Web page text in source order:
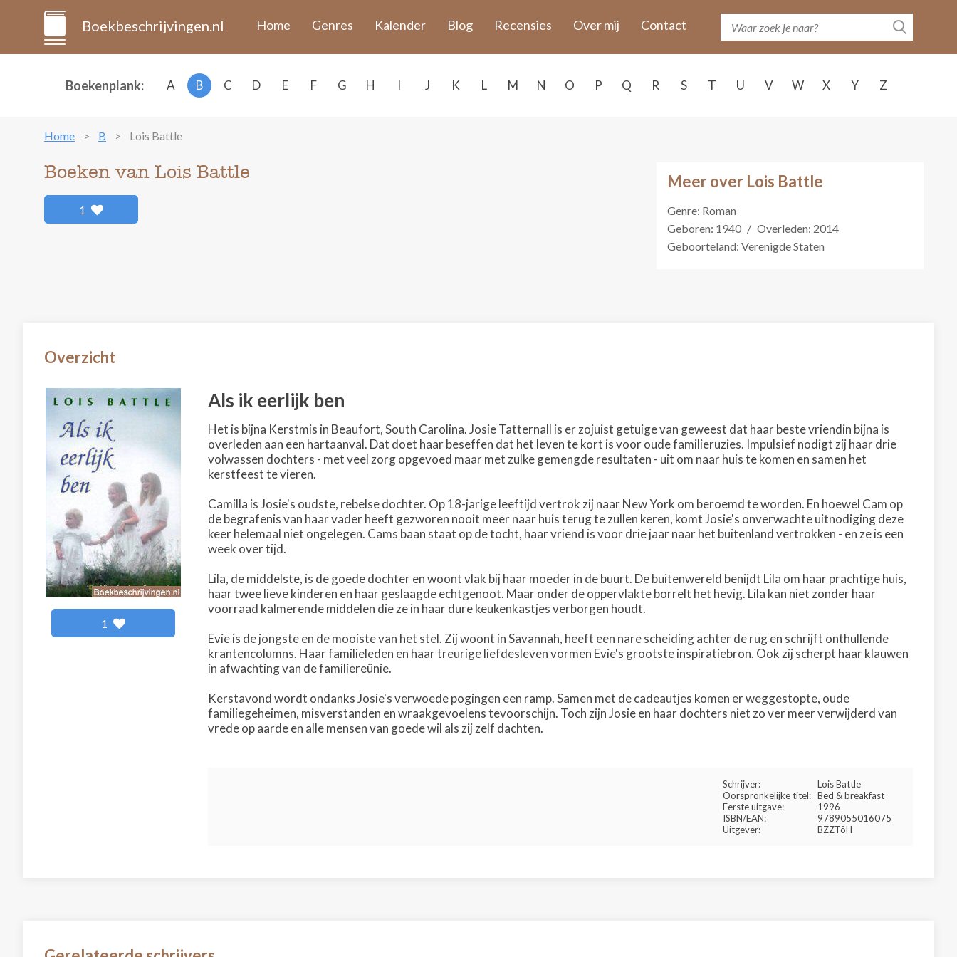
Boekbeschrijvingen.nl Home Genres Kalender Blog Recensies Over mij Contact
Boekenplank: A B C D E F G H I J K L M N O P Q R S T U V W X Y Z
Home B Lois Battle
Meer over Lois Battle
Genre: Roman
Geboren: 1940 / Overleden: 2014
Geboorteland: Verenigde Staten
Boeken van Lois Battle
1
Overzicht
1
Als ik eerlijk ben
Het is bijna Kerstmis in Beaufort, South Carolina. Josie Tatternall is er zojuist getuige van geweest dat haar beste vriendin bijna is
overleden aan een hartaanval. Dat doet haar beseffen dat het leven te kort is voor oude familieruzies. Impulsief nodigt zij haar drie
volwassen dochters - met veel zorg opgevoed maar met zulke gemengde resultaten - uit om naar huis te komen en samen het
kerstfeest te vieren.
Camilla is Josie's oudste, rebelse dochter. Op 18-jarige leeftijd vertrok zij naar New York om beroemd te worden. En hoewel Cam op
de begrafenis van haar vader heeft gezworen nooit meer naar huis terug te zullen keren, komt Josie's onverwachte uitnodiging deze
keer helemaal niet ongelegen. Cams baan staat op de tocht, haar vriend is voor drie jaar naar het buitenland vertrokken - en ze is een
week over tijd.
Lila, de middelste, is de goede dochter en woont vlak bij haar moeder in de buurt. De buitenwereld benijdt Lila om haar prachtige huis,
haar twee lieve kinderen en haar geslaagde echtgenoot. Maar onder de oppervlakte borrelt het hevig. Lila kan niet zonder haar
voorraad kalmerende middelen die ze in haar dure keukenkastjes verborgen houdt.
Evie is de jongste en de mooiste van het stel. Zij woont in Savannah, heeft een nare scheiding achter de rug en schrijft onthullende
krantencolumns. Haar familieleden en haar treurige liefdesleven vormen Evie's grootste inspiratiebron. Ook zij scherpt haar klauwen
in afwachting van de familiereünie.
Kerstavond wordt ondanks Josie's verwoede pogingen een ramp. Samen met de cadeautjes komen er weggestopte, oude
familiegeheimen, misverstanden en wraakgevoelens tevoorschijn. Toch zijn Josie en haar dochters niet zo ver meer verwijderd van
vrede op aarde en alle mensen van goede wil als zij zelf dachten.
Schrijver:
Lois Battle
Oorspronkelijke titel: Bed & breakfast
Eerste uitgave:
1996
ISBN/EAN:
9789055016075
Uitgever:
BZZTôH